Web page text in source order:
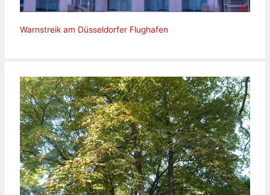
Warnstreik am Düsseldorfer Flughafen